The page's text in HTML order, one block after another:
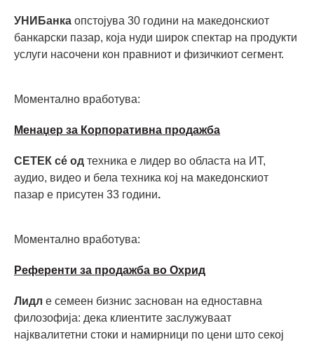
УНИБанка опстојува 30 години на македонскиот
банкарски пазар, која нуди широк спектар на продукти
услуги насочени кон правниот и физичкиот сегмент.
Моментално вработува:
Mенаџер за Корпоративна продажба
СЕТЕК сé од техника е лидер во областа на ИТ,
аудио, видео и бела техника кој на македонскиот
пазар е присутен 33 години.
Моментално вработува:
Референти за продажба во Охрид
Лидл е семеен бизнис заснован на едноставна
филозофија: дека клиентите заслужуваат
најквалитетни стоки и намирници по цени што секој